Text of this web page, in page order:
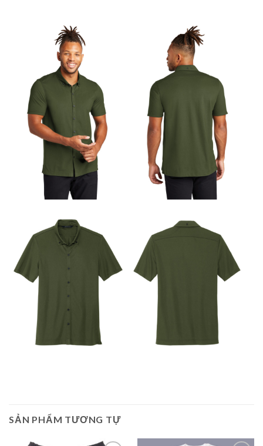
SẢN PHẨM TƯƠNG TỰ